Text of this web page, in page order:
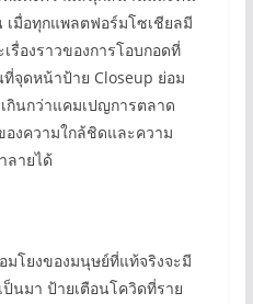
มื่อทุกแพลตฟอร์มโซเชียลมี
รื่องราวของการโอบกอดที่
จุดหน้าป้าย Closeup ย่อม
กินกว่าแคมเปญการตลาด
องความใกล้ชิดและความ
ลายได้
มโยงของมนุษย์ที่แท้จริงจะมี
นมา ป้ายเตือนโควิดที่ราย